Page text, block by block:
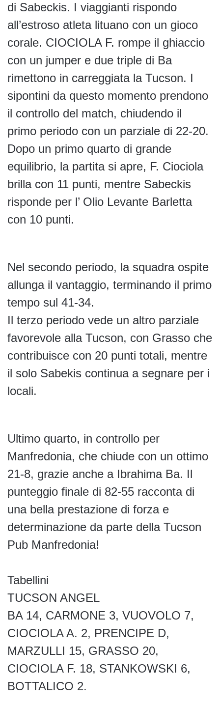
di Sabeckis. I viaggianti rispondo
all’estroso atleta lituano con un gioco
corale. CIOCIOLA F. rompe il ghiaccio
con un jumper e due triple di Ba
rimettono in carreggiata la Tucson. I
sipontini da questo momento prendono
il controllo del match, chiudendo il
primo periodo con un parziale di 22-20.
Dopo un primo quarto di grande
equilibrio, la partita si apre, F. Ciociola
brilla con 11 punti, mentre Sabeckis
risponde per l’ Olio Levante Barletta
con 10 punti.
Nel secondo periodo, la squadra ospite
allunga il vantaggio, terminando il primo
tempo sul 41-34.
Il terzo periodo vede un altro parziale
favorevole alla Tucson, con Grasso che
contribuisce con 20 punti totali, mentre
il solo Sabekis continua a segnare per i
locali.
Ultimo quarto, in controllo per
Manfredonia, che chiude con un ottimo
21-8, grazie anche a Ibrahima Ba. Il
punteggio finale di 82-55 racconta di
una bella prestazione di forza e
determinazione da parte della Tucson
Pub Manfredonia!
Tabellini
TUCSON ANGEL
BA 14, CARMONE 3, VUOVOLO 7,
CIOCIOLA A. 2, PRENCIPE D,
MARZULLI 15, GRASSO 20,
CIOCIOLA F. 18, STANKOWSKI 6,
BOTTALICO 2.